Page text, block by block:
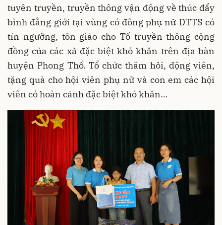
tuyên truyền, truyền thông vận động về thúc đẩy
bình đẳng giới tại vùng có đông phụ nữ DTTS có
tín ngưỡng, tôn giáo cho Tổ truyền thông cộng
đồng của các xã đặc biệt khó khăn trên địa bàn
huyện Phong Thổ. Tổ chức thăm hỏi, động viên,
tặng quà cho hội viên phụ nữ và con em các hội
viên có hoàn cảnh đặc biệt khó khăn…